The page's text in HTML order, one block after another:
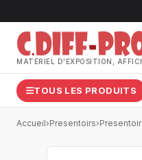
MATÉRIEL D'EXPOSITION,
TOUS LES PRODUITS
Accueil›Presentoirs›